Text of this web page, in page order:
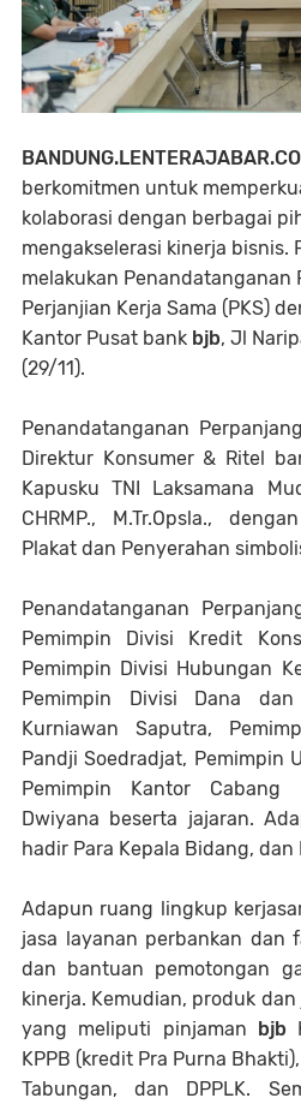
berkomitmen untuk
kolaborasi dengan berbagai
mengakselerasi kinerja bisnis.
melakukan Penandatanganan
Perjanjian Kerja Sama (PKS)
Kantor Pusat bank bjb, Jl
(29/11).
Penandatanganan
Direktur Konsumer & Ritel
Kapusku TNI Laksamana
CHRMP., M.Tr.Opsla.,
Plakat dan Penyerahan
Penandatanganan
Pemimpin Divisi Kredit
Pemimpin Divisi Hubungan
Pemimpin Divisi Dana
Kurniawan Saputra,
Pandji Soedradjat, Pemimpin
Pemimpin Kantor Cabang
Dwiyana beserta jajaran.
hadir Para Kepala Bidang, dan
Adapun ruang lingkup
jasa layanan perbankan dan
dan bantuan pemotongan
kinerja. Kemudian, produk
yang meliputi pinjaman bjb
KPPB (kredit Pra Purna
Tabungan, dan DPPLK.